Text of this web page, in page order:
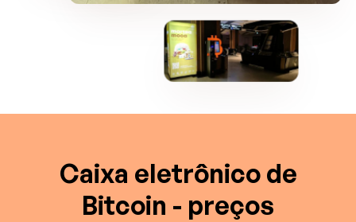
Caixa eletrônico de
Bitcoin - preços